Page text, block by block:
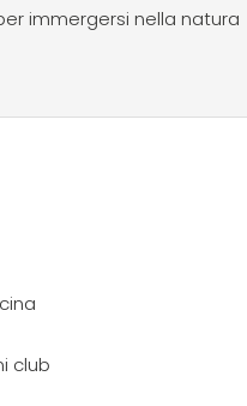
immergersi nella natura
club